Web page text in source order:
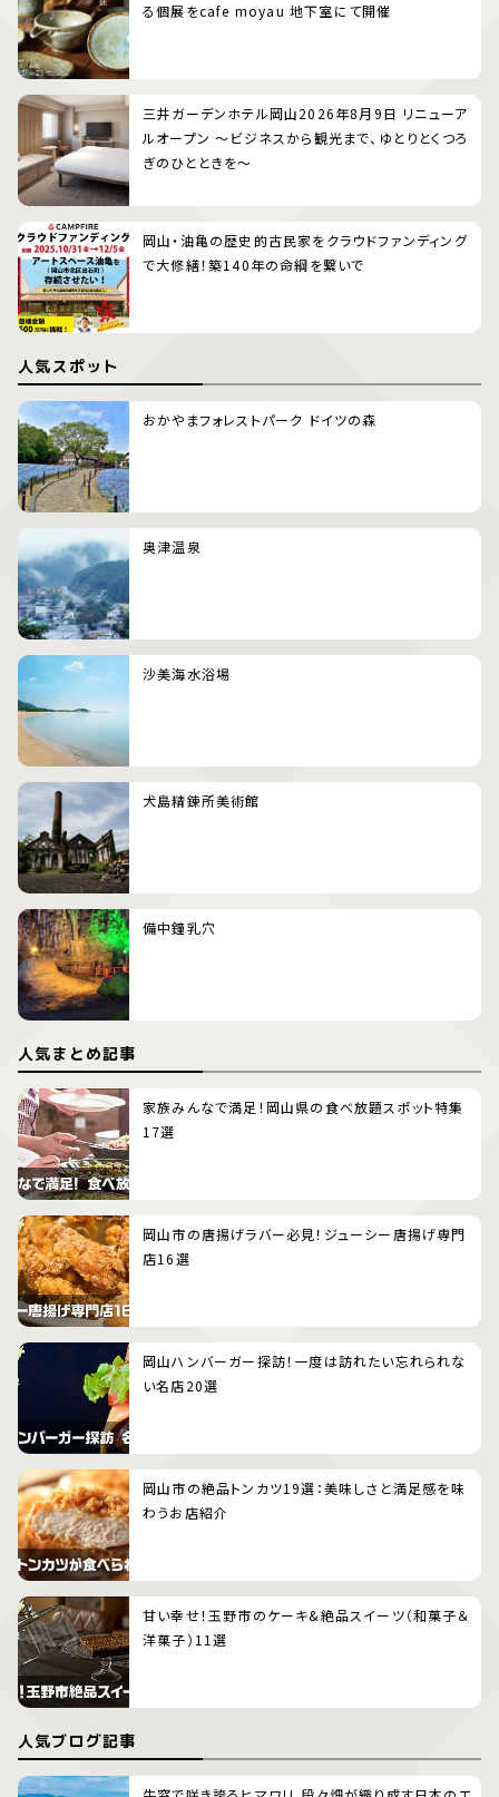
る個展をcafe moyau 地下室にて開催
三井ガーデンホテル岡山2026年8月9日 リニューア
ルオープン 〜ビジネスから観光まで、ゆとりとくつろ
ぎのひとときを〜
岡山・油亀の歴史的古民家をクラウドファンディング
で大修繕！築140年の命綱を繋いで
人気スポット
おかやまフォレストパーク ドイツの森
奥津温泉
沙美海水浴場
犬島精錬所美術館
備中鐘乳穴
人気まとめ記事
家族みんなで満足！岡山県の食べ放題スポット特集
17選
岡山市の唐揚げラバー必見！ジューシー唐揚げ専門
店16選
岡山ハンバーガー探訪！一度は訪れたい忘れられな
い名店20選
岡山市の絶品トンカツ19選：美味しさと満足感を味
わうお店紹介
甘い幸せ！玉野市のケーキ&絶品スイーツ（和菓子＆
洋菓子）11選
人気ブログ記事